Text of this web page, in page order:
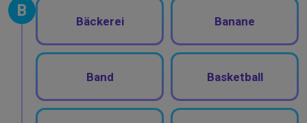
B
Bäckerei Banane
Band Basketball